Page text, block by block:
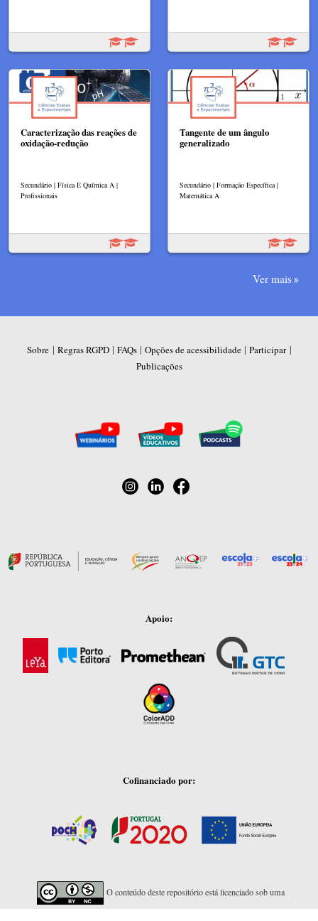
Caracterização das reações de
oxidação-redução
Secundário | Física E Química A |
Profissionais
Tangente de um ângulo
generalizado
Secundário | Formação Específica |
Matemática A
Ver mais
Sobre | Regras RGPD| FAQs| Opções de acessibilidade| Participar|
Publicações
Apoio:
Cofinanciado por:
O conteúdo deste repositório está licenciado sob uma